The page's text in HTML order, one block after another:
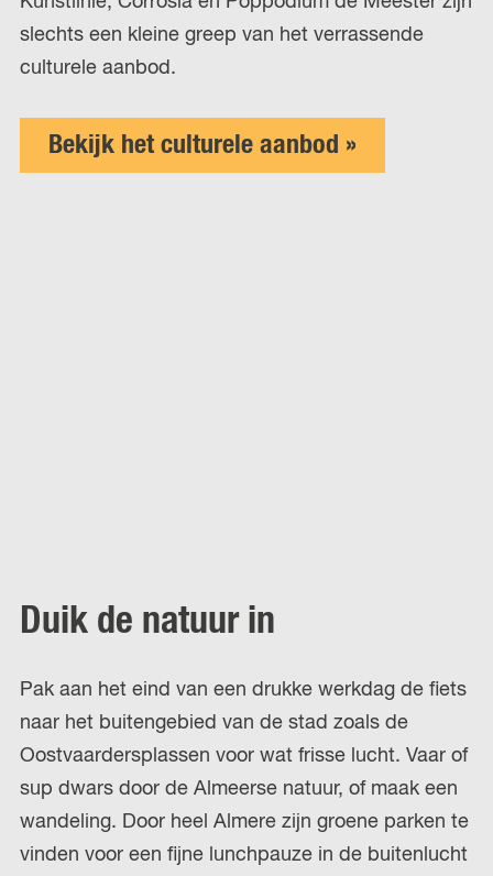
slechts een kleine greep van het verrassende
culturele aanbod.
Bekijk het culturele aanbod »
Duik de natuur in
Pak aan het eind van een drukke werkdag de fiets
naar het buitengebied van de stad zoals de
Oostvaardersplassen voor wat frisse lucht. Vaar of
sup dwars door de Almeerse natuur, of maak een
wandeling. Door heel Almere zijn groene parken te
vinden voor een fijne lunchpauze in de buitenlucht